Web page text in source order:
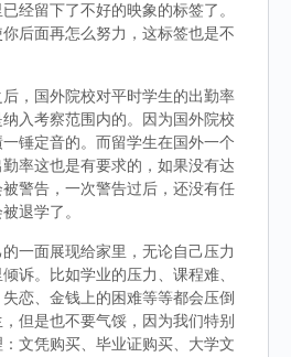
经留下了不好的映象的标签了。
后面再怎么努力，这标签也是不
，国外院校对平时学生的出勤率
入考察范围内的。因为国外院校
锤定音的。而留学生在国外一个
率这也是有要求的，如果没有达
警告，一次警告过后，还没有任
退学了。
一面展现给家里，无论自己压力
诉。比如学业的压力、课程难、
恋、金钱上的困难等等都会压倒
但是也不要气馁，因为我们特别
文凭购买、毕业证购买、大学文